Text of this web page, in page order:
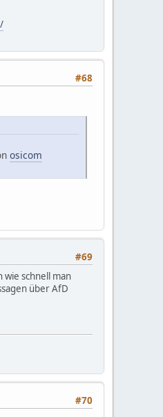
#68
osicom
#69
wie schnell man
über AfD
#70